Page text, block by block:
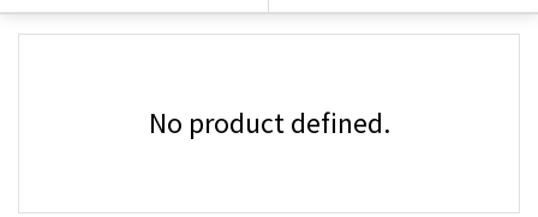
No product defined.